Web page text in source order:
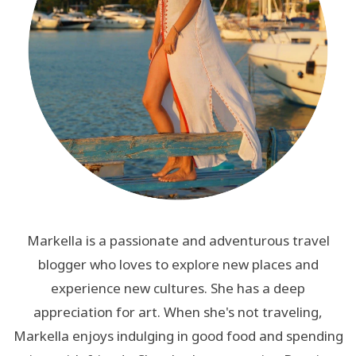
Markella is a passionate and adventurous travel
blogger who loves to explore new places and
experience new cultures. She has a deep
appreciation for art. When she's not traveling,
Markella enjoys indulging in good food and spending